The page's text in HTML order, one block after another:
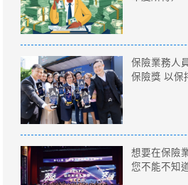
保險業務人
保險獎 以保
想要在保險
您不能不知